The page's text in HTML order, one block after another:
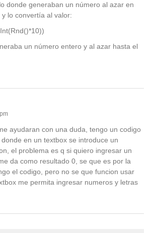
donde generaban un número al azar en
lo convertía al valor:
un número entero y al azar hasta el
ayudaran con una duda, tengo un codigo
en un textbox se introduce un
el problema es q si quiero ingresar un
da como resultado 0, se que es por la
el codigo, pero no se que funcion usar
me permita ingresar numeros y letras